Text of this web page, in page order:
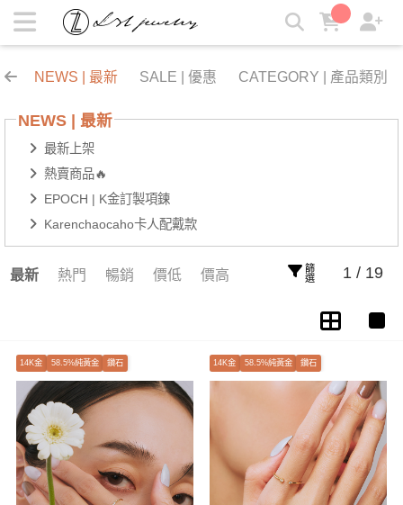
輕珠寶飾品 | 最新消息NEWS | LZL Jewelry 輕珠寶飾品
NEWS | 最新 SALE | 優惠 CATEGORY | 產品類別
NEWS | 最新
最新上架
熱賣商品🔥
EPOCH | K金訂製項鍊
Karenchaocaho卡人配戴款
最新 熱門 暢銷 價低 價高 篩選 1 / 19
14K金 58.5%純黃金 鑽石 14K金 58.5%純黃金 鑽石